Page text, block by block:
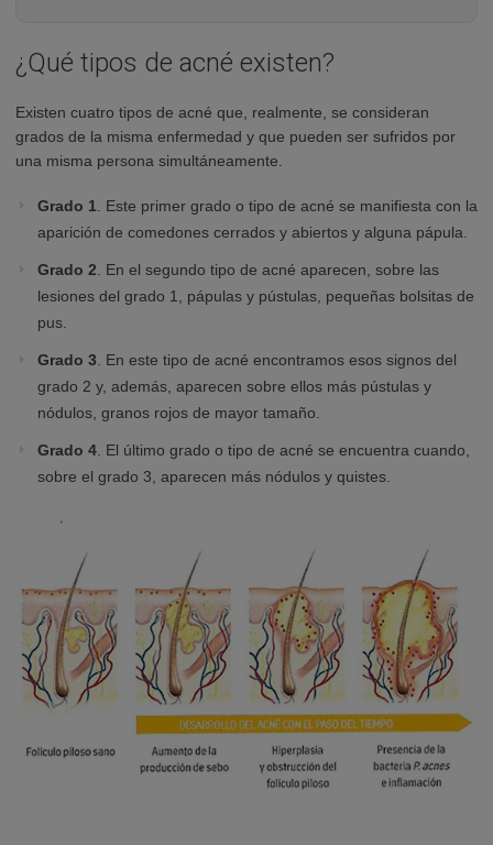
¿Qué tipos de acné existen?
Existen cuatro tipos de acné que, realmente, se consideran
grados de la misma enfermedad y que pueden ser sufridos por
una misma persona simultáneamente.
Grado 1 . Este primer grado o tipo de acné se manifiesta con la
aparición de comedones cerrados y abiertos y alguna pápula.
Grado 2 . En el segundo tipo de acné aparecen, sobre las
lesiones del grado 1, pápulas y pústulas, pequeñas bolsitas de
pus.
Grado 3 . En este tipo de acné encontramos esos signos del
grado 2 y, además, aparecen sobre ellos más pústulas y
nódulos, granos rojos de mayor tamaño.
Grado 4 . El último grado o tipo de acné se encuentra cuando,
sobre el grado 3, aparecen más nódulos y quistes.